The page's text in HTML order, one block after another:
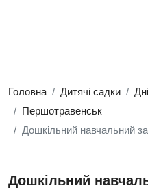
Головна Дитячі садки
Першотравенськ
Дошкільний навчальний
Дошкільний